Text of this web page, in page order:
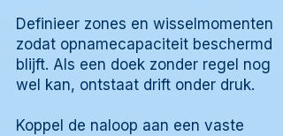
Definieer zones en wisselmomenten
zodat opnamecapaciteit beschermd
blijft. Als een doek zonder regel nog
wel kan, ontstaat drift onder druk.
Koppel de naloop aan een vaste